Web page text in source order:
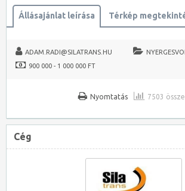
Állásajánlat leírása Térkép
ADAM.RADI@SILATRANS.HU
900 000 - 1 000 000 FT
7503
Nyomtatás
Cég